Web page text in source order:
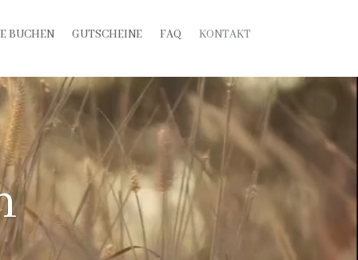
BUCHEN GUTSCHEINE FAQ KONTAKT